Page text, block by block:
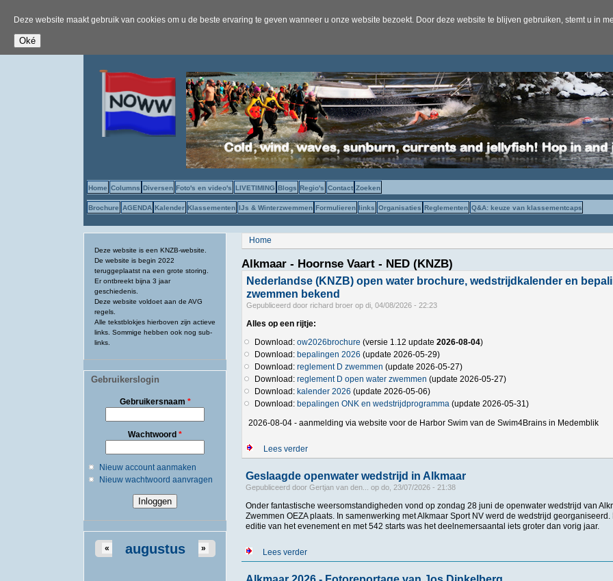
Deze website maakt gebruik van cookies om u de beste ervaring te geven wanneer u onze website bezoekt. Door deze website te blijven gebruiken, stemt u in
Home Columns Diversen Foto's en video's LIVETIMING Blogs Regio's Contact Zoeken
Brochure AGENDA Kalender Klassementen IJs & Winterzwemmen Formulieren links Organisaties Reglementen Q&A: keuze van klassementcaps
Deze website is een KNZB-website.
De website is begin 2022
teruggeplaatst na een grote storing.
Er ontbreekt bijna 3 jaar
geschiedenis.
Deze website voldoet aan de AVG
regels.
Alle tekstblokjes hierboven zijn actieve
links. Sommige hebben ook nog sub-
links.
Gebruikerslogin
Gebruikersnaam *
Wachtwoord *
Nieuw account aanmaken
Nieuw wachtwoord aanvragen
augustus
« »
U bent hier
Home
Alkmaar - Hoornse Vaart - NED (KNZB)
Nederlandse (KNZB) open water brochure, wedstrijdkalender en
zwemmen bekend
Gepubliceerd door richard broerop di, 04/08/2026 - 22:23
Alles op een rijtje:
Download:ow2026brochure (versie 1.12 update2026-08-04)
Download: bepalingen 2026 (update 2026-05-29)
Download:reglement D zwemmen (update 2026-05-27)
Download:reglement D open water zwemmen (update 2026-05-27)
Download:kalender 2026 (update 2026-05-06)
Download:bepalingen ONK en wedstrijdprogramma (update 2026-05-31)
2026-08-04 - aanmelding via website voor de Harbor Swim van de Swim4Brains in Medemblik
Lees verderover Nederlandse (KNZB) open water brochure, wedstrijdkalender en bepalingen
Geslaagde openwater wedstrijd in Alkmaar
Gepubliceerd door Gertjan van den... op do, 23/07/2026 - 21:38
Onder fantastische weersomstandigheden vond op zondag 28 juni de openwater wedstrijd van Alk
Zwemmen OEZA plaats. In samenwerking met Alkmaar Sport NV werd de wedstrijd
editie van het evenement en met 542 starts was het deelnemersaantal iets groter dan vorig jaar.
Lees verderover Geslaagde openwater wedstrijd in Alkmaar